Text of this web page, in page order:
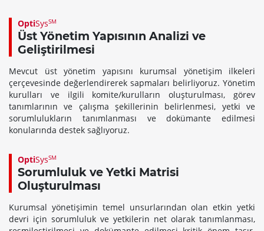
OptiSysSM
Üst Yönetim Yapısının Analizi ve
Geliştirilmesi
Mevcut üst yönetim yapısını kurumsal yönetişim ilkeleri
çerçevesinde değerlendirerek sapmaları belirliyoruz. Yönetim
kurulları ve ilgili komite/kurulların oluşturulması, görev
tanımlarının ve çalışma şekillerinin belirlenmesi, yetki ve
sorumlulukların tanımlanması ve dokümante edilmesi
konularında destek sağlıyoruz.
OptiSysSM
Sorumluluk ve Yetki Matrisi
Oluşturulması
Kurumsal yönetişimin temel unsurlarından olan etkin yetki
devri için sorumluluk ve yetkilerin net olarak tanımlanması,